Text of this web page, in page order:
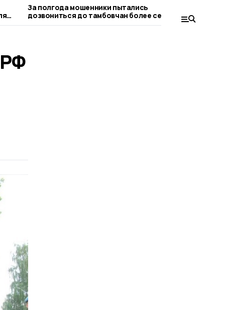
За полгода мошенники пытались
дозвониться до тамбовчан более семи
миллионов раз